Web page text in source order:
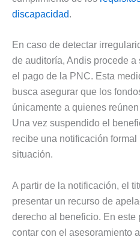
discapacidad.
En caso de detectar
de auditoría, Andis procede
el pago de la PNC. Esta
busca asegurar que los
únicamente a quienes
Una vez suspendido el
recibe una notificación
situación.
A partir de la notificación, el
presentar un recurso de
derecho al beneficio. En este
contar con el asesoramiento